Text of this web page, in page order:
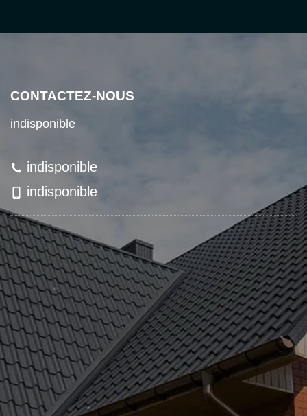
CONTACTEZ-NOUS
indisponible
indisponible
indisponible